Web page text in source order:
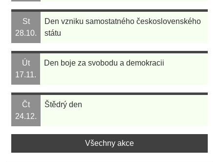
St
28.10.
Den vzniku samostatného československého
státu
Út
17.11.
Den boje za svobodu a demokracii
Čt
24.12.
Štědrý den
Všechny akce